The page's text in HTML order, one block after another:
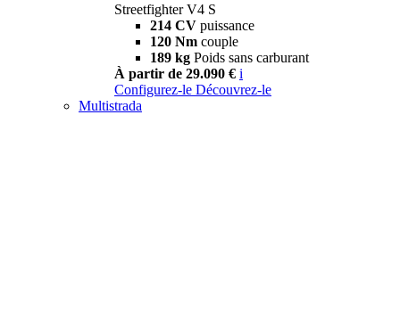
Streetfighter V4 S
214 CV puissance
120 Nm couple
189 kg Poids sans carburant
À partir de 29.090 € i
Configurez-le Découvrez-le
Multistrada